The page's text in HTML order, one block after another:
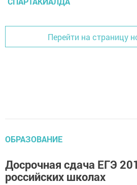
Перейти на страницу
ОБРАЗОВАНИЕ
Досрочная сдача ЕГЭ
российских школах